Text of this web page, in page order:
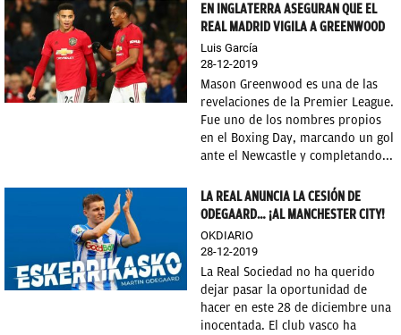
EN INGLATERRA ASEGURAN QUE EL
REAL MADRID VIGILA A GREENWOOD
Luis García
28-12-2019
Mason Greenwood es una de las
revelaciones de la Premier League.
Fue uno de los nombres propios
en el Boxing Day, marcando un gol
ante el Newcastle y completando...
LA REAL ANUNCIA LA CESIÓN DE
ODEGAARD… ¡AL MANCHESTER CITY!
OKDIARIO
28-12-2019
La Real Sociedad no ha querido
dejar pasar la oportunidad de
hacer en este 28 de diciembre una
inocentada. El club vasco ha